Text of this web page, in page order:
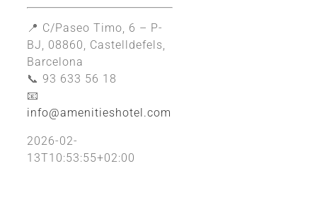
📍 C/Paseo Timo, 6 – P-
BJ, 08860, Castelldefels,
Barcelona
📞 93 633 56 18
📧
info@amenitieshotel.com
2026-02-
13T10:53:55+02:00